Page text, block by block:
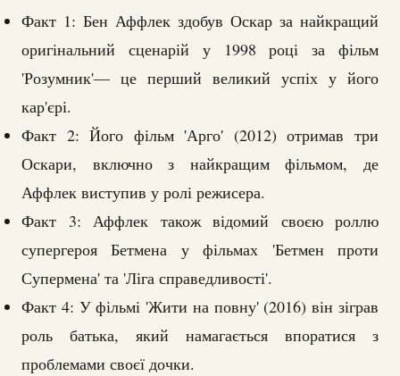
Факт 1: Бен Аффлек здобув Оскар за найкращий
оригінальний сценарій у 1998 році за фільм
'Розумник'— це перший великий успіх у його
кар'єрі.
Факт 2: Його фільм 'Арго' (2012) отримав три
Оскари, включно з найкращим фільмом, де
Аффлек виступив у ролі режисера.
Факт 3: Аффлек також відомий своєю роллю
супергероя Бетмена у фільмах 'Бетмен проти
Супермена' та 'Ліга справедливості'.
Факт 4: У фільмі 'Жити на повну' (2016) він зіграв
роль батька, який намагається впоратися з
проблемами своєї дочки.